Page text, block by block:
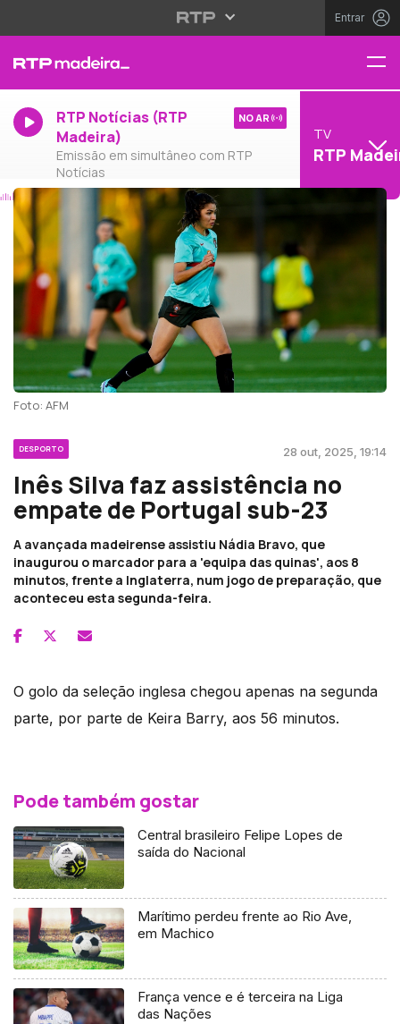
Entrar
RTP Notícias (RTP
Madeira)
Emissão em simultâneo com RTP
Notícias
NO AR
TV
RTP
Foto: AFM
DESPORTO 28 out, 2025, 19:14
Inês Silva faz assistência no
empate de Portugal sub-23
A avançada madeirense assistiu Nádia Bravo, que
inaugurou o marcador para a 'equipa das quinas', aos 8
minutos, frente a Inglaterra, num jogo de preparação, que
aconteceu esta segunda-feira.
O golo da seleção inglesa chegou apenas na segunda
parte, por parte de Keira Barry, aos 56 minutos.
Pode também gostar
Central brasileiro Felipe Lopes de
saída do Nacional
Marítimo perdeu frente ao Rio Ave,
em Machico
França vence e é terceira na Liga
das Nações